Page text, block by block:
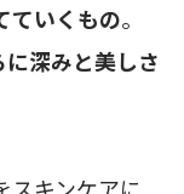
ていくもの。
深みと美しさ